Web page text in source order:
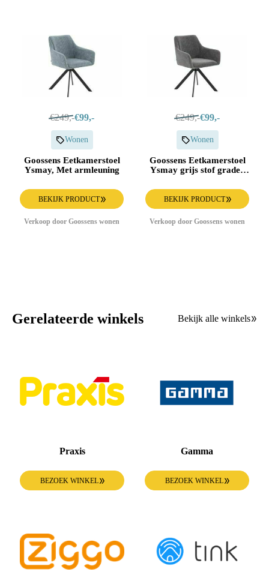
€249,-€99,-
Wonen
Goossens Eetkamerstoel
Ysmay, Met armleuning
BEKIJK PRODUCT
Verkoop door Goossens wonen
€249,-€99,-
Wonen
Goossens Eetkamerstoel
Ysmay grijs stof graden
armleuning,
BEKIJK PRODUCT
Verkoop door Goossens wonen
Gerelateerde winkels Bekijk alle winkels
Praxis
BEZOEK WINKEL
Gamma
BEZOEK WINKEL